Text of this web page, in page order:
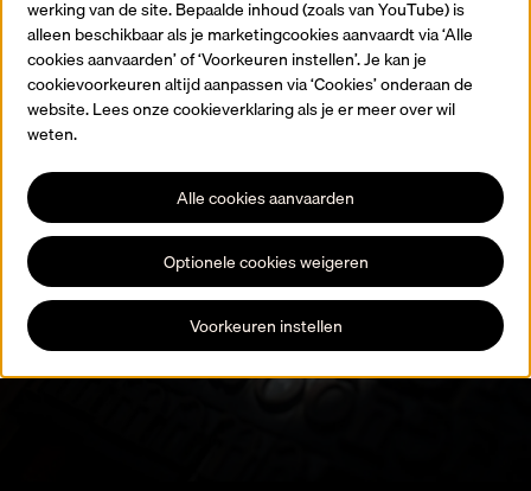
Terug naar de homepagina
Blijf op de hoogte
Registreer je voor onze nieuwsbrief en blijf op de hoogte van alle
expo’s, activiteiten en evenementen.
Schrijf je in
werking van de site. Bepaalde inhoud (zoals van YouTube) is
alleen beschikbaar als je marketingcookies aanvaardt via ‘Alle
cookies aanvaarden’ of ‘Voorkeuren instellen’. Je kan je
cookievoorkeuren altijd aanpassen via ‘Cookies’ onderaan de
website. Lees onze cookieverklaring als je er meer over wil
weten.
Alle cookies aanvaarden
Optionele cookies weigeren
Voorkeuren instellen